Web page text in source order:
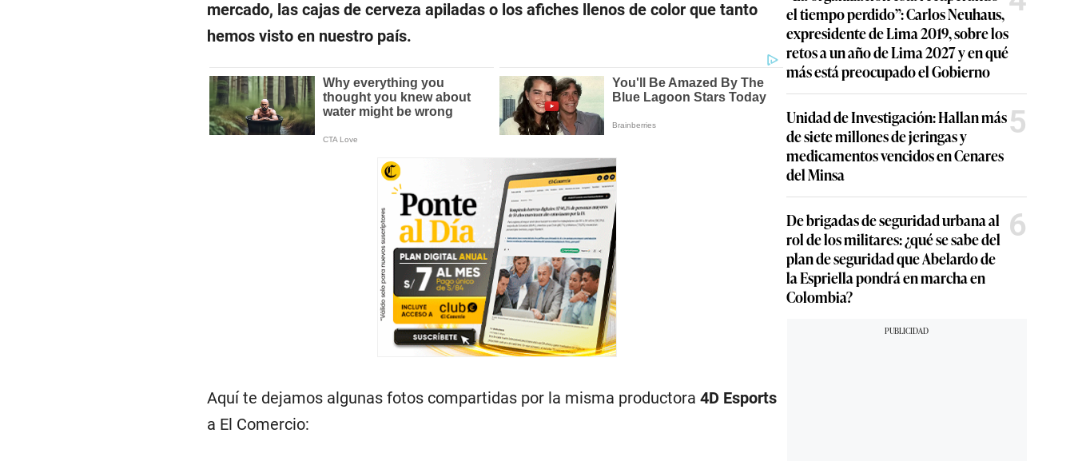
mercado, las cajas de cerveza apiladas o los afiches llenos de color que tanto
hemos visto en nuestro país.
Aquí te dejamos algunas fotos compartidas por la misma productora 4D Esports
a El Comercio:
el tiempo perdido”: Carlos Neuhaus,
expresidente de Lima 2019, sobre los
retos a un año de Lima 2027 y en qué
más está preocupado el Gobierno
Unidad de Investigación: Hallan más
de siete millones de jeringas y
medicamentos vencidos en Cenares
del Minsa
5
De brigadas de seguridad urbana al
rol de los militares: ¿qué se sabe del
plan de seguridad que Abelardo de
la Espriella pondrá en marcha en
Colombia?
6